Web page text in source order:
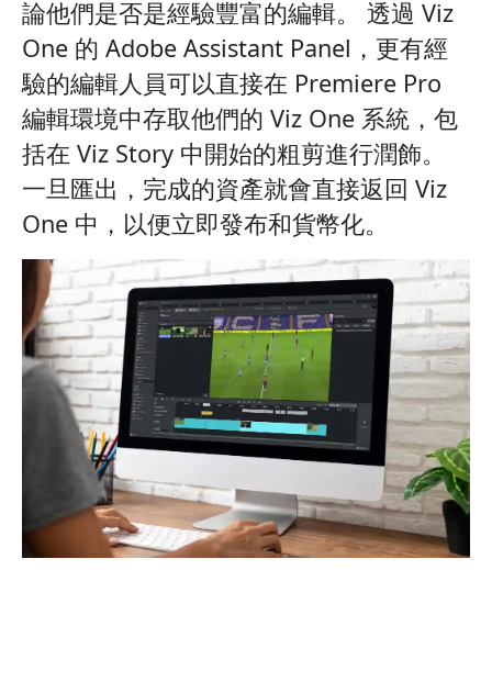
論他們是否是經驗豐富的編輯。 透過 Viz
One 的 Adob​​e Assistant Panel，更有經
驗的編輯人員可以直接在 Premiere Pro
編輯環境中存取他們的 Viz One 系統，包
括在 Viz Story 中開始的粗剪進行潤飾。
一旦匯出，完成的資產就會直接返回 Viz
One 中，以便立即發布和貨幣化。